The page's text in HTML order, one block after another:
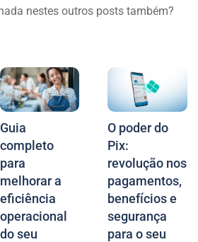
nestes outros posts também?
Guia
completo
para
melhorar a
eficiência
operacional
do seu
O poder do
Pix:
revolução nos
pagamentos,
benefícios e
segurança
para o seu